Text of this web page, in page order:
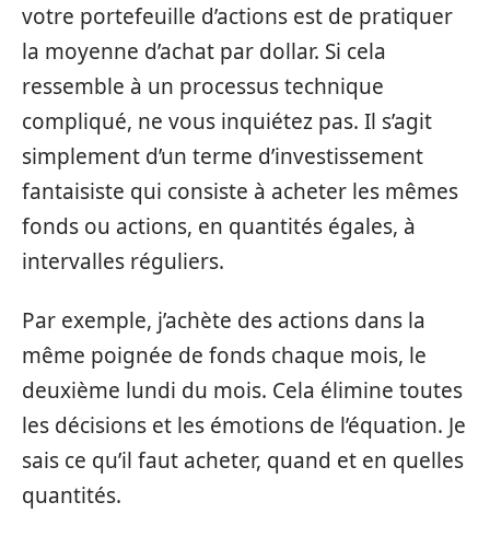
votre portefeuille d’actions est de pratiquer
la moyenne d’achat par dollar. Si cela
ressemble à un processus technique
compliqué, ne vous inquiétez pas. Il s’agit
simplement d’un terme d’investissement
fantaisiste qui consiste à acheter les mêmes
fonds ou actions, en quantités égales, à
intervalles réguliers.
Par exemple, j’achète des actions dans la
même poignée de fonds chaque mois, le
deuxième lundi du mois. Cela élimine toutes
les décisions et les émotions de l’équation. Je
sais ce qu’il faut acheter, quand et en quelles
quantités.